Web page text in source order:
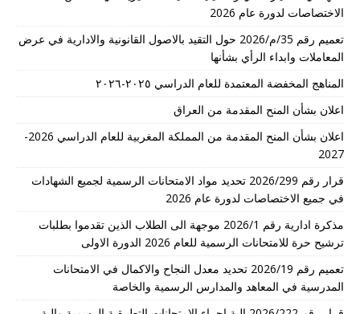
الاختصاصات لدورة عام 2026
تعميم رقم 35/م/2026 حول التقيد بالاصول القانونية والادارية في عرض
المعاملات وابداء الرأي بشأنها
المناهج المخفضة المعتمدة للعام الدراسي ٢٠٢٥-٢٠٢٦
اعلان بشأن المنح المقدمة من العراق
اعلان بشأن المنح المقدمة من المملكة المغربية للعام الدراسي 2026-
2027
قرار رقم 2026/299 تحديد مواد الامتحانات الرسمية لجميع الشهادات
في جميع الاختصاصات لدورة عام 2026
مذكرة ادارية رقم 2026/1 موجهة الى الطلاب الذين تقدموا بطلبات
ترشيح حرة للامتحانات الرسمية للعام 2026 الدورة الاولى
تعميم رقم 2026/19 تحديد معدل النجاح والاكمال في الامتحانات
المدرسية في المعاهد والمدارس الرسمية والخاصة